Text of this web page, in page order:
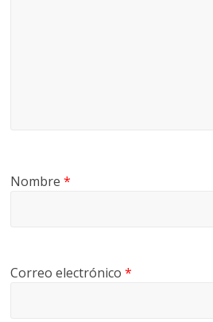
Nombre*
Correo electrónico*